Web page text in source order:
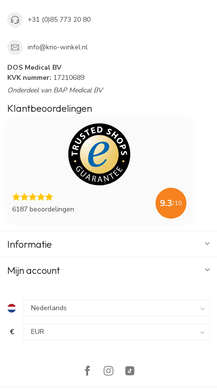
+31 (0)85 773 20 80
info@kno-winkel.nl
DOS Medical BV
KVK nummer: 17210689
Onderdeel van BAP Medical BV
Klantbeoordelingen
6187 beoordelingen
9.3/10
Informatie
Mijn account
€